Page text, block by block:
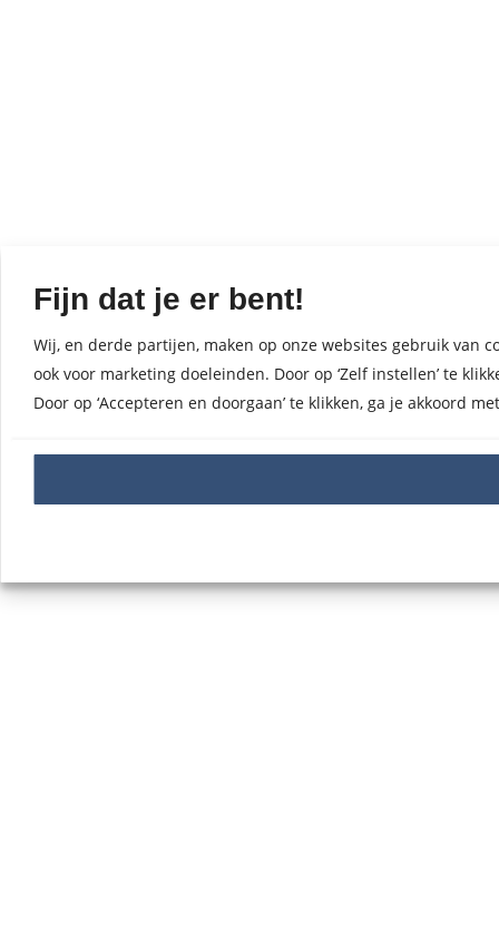
Fijn dat je er bent!
Wij, en derde partijen, maken op onze websites gebruik van
ook voor marketing doeleinden. Door op ‘Zelf instellen’ te
Door op ‘Accepteren en doorgaan’ te klikken, ga je akkoord